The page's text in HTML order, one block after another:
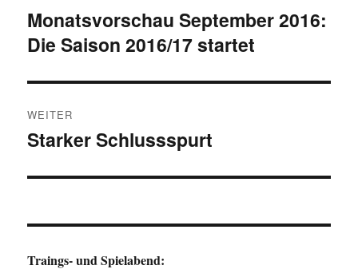
Vorheriger
Beitrag:
Monatsvorschau September 2016:
Die Saison 2016/17 startet
WEITER
Nächster
Starker Schlussspurt
Traings- und Spielabend: